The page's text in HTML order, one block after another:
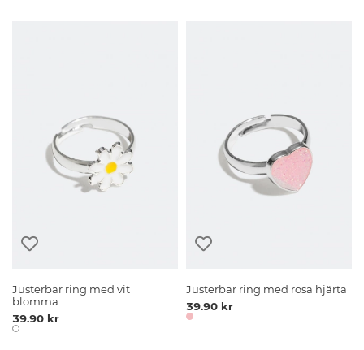
Justerbar ring med vit
blomma
39.90 kr
Justerbar ring med rosa hjärta
39.90 kr